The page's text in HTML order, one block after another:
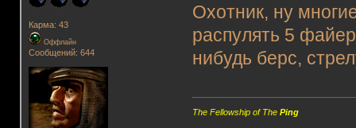
Карма: 43
Оффлайн
Сообщений: 644
Охотник, ну
распулять 5
нибудь берс,
The Fellowship of ThePing